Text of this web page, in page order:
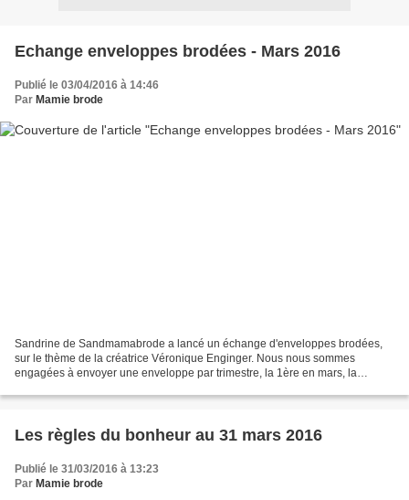
Echange enveloppes brodées - Mars 2016
Publié le 03/04/2016 à 14:46
Par Mamie brode
Sandrine de Sandmamabrode a lancé un échange d'enveloppes brodées,
sur le thème de la créatrice Véronique Enginger. Nous nous sommes
engagées à envoyer une enveloppe par trimestre, la 1ère en mars, la
Les règles du bonheur au 31 mars 2016
Publié le 31/03/2016 à 13:23
Par Mamie brode